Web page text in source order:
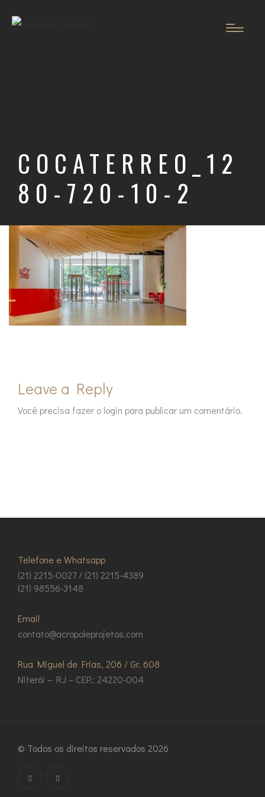
COCATERREO_12
80-720-10-2
Leave a Reply
Você precisa fazer o login para publicar um comentário.
Telefone e Whatsapp
(21) 2215-0027 / (21) 2215-4389
(21) 98556-3148
Email
contato@acropoleprojetos.com
Rua Miguel de Frias, 206 / Gr. 608
Niterói – RJ – CEP.: 24220-004
© Todos os direitos reservados 2026